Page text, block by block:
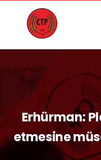
Erhürman:
etmesine